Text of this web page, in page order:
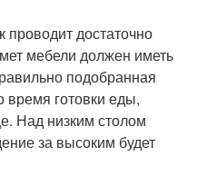
достаточно
мебели должен иметь
подобранная
время готовки еды,
Над низким столом
за высоким будет